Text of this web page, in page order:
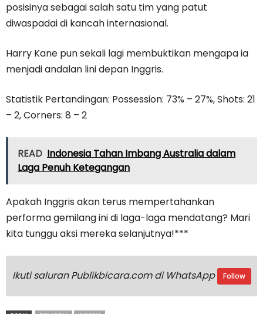
posisinya sebagai salah satu tim yang patut
diwaspadai di kancah internasional.
Harry Kane pun sekali lagi membuktikan mengapa ia
menjadi andalan lini depan Inggris.
Statistik Pertandingan: Possession: 73% – 27%, Shots: 21
– 2, Corners: 8 – 2
READ Indonesia Tahan Imbang Australia dalam
Laga Penuh Ketegangan
Apakah Inggris akan terus mempertahankan
performa gemilang ini di laga-laga mendatang? Mari
kita tunggu aksi mereka selanjutnya!***
Ikuti saluran Publikbicara.com di WhatsApp Follow